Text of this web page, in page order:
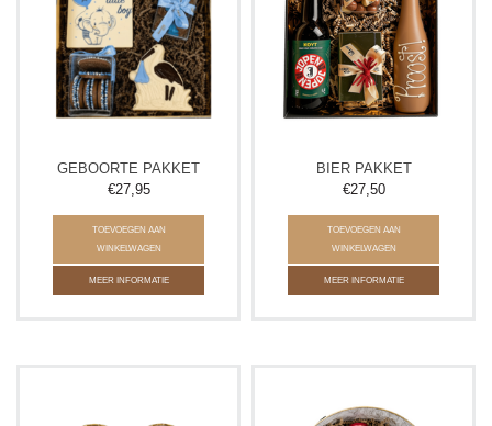
GEBOORTE PAKKET
€27,95
TOEVOEGEN AAN
WINKELWAGEN
MEER INFORMATIE
BIER PAKKET
€27,50
TOEVOEGEN AAN
WINKELWAGEN
MEER INFORMATIE